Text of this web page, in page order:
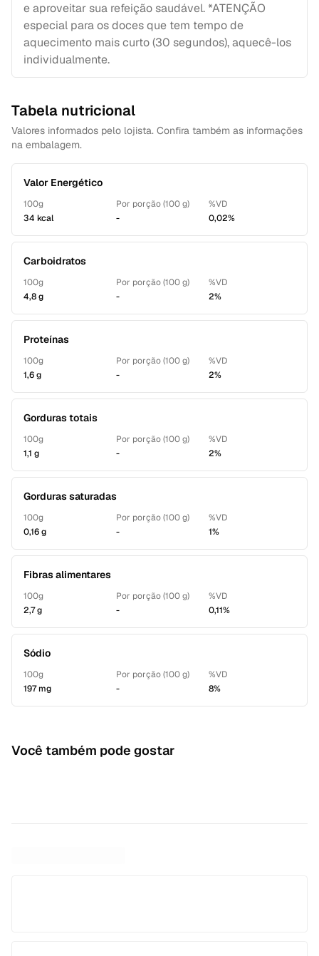
e aproveitar sua refeição saudável. *ATENÇÃO
especial para os doces que tem tempo de
aquecimento mais curto (30 segundos), aquecê-los
individualmente.
Tabela nutricional
Valores informados pelo lojista. Confira também as informações
na embalagem.
Valor Energético
100g
34 kcal
Por porção (100 g)
-
%VD
0,02%
Carboidratos
100g
4,8 g
Por porção (100 g)
-
%VD
2%
Proteínas
100g
1,6 g
Por porção (100 g)
-
%VD
2%
Gorduras totais
100g
1,1 g
Por porção (100 g)
-
%VD
2%
Gorduras saturadas
100g
0,16 g
Por porção (100 g)
-
%VD
1%
Fibras alimentares
100g
2,7 g
Por porção (100 g)
-
%VD
0,11%
Sódio
100g
197 mg
Por porção (100 g)
-
%VD
8%
Você também pode gostar